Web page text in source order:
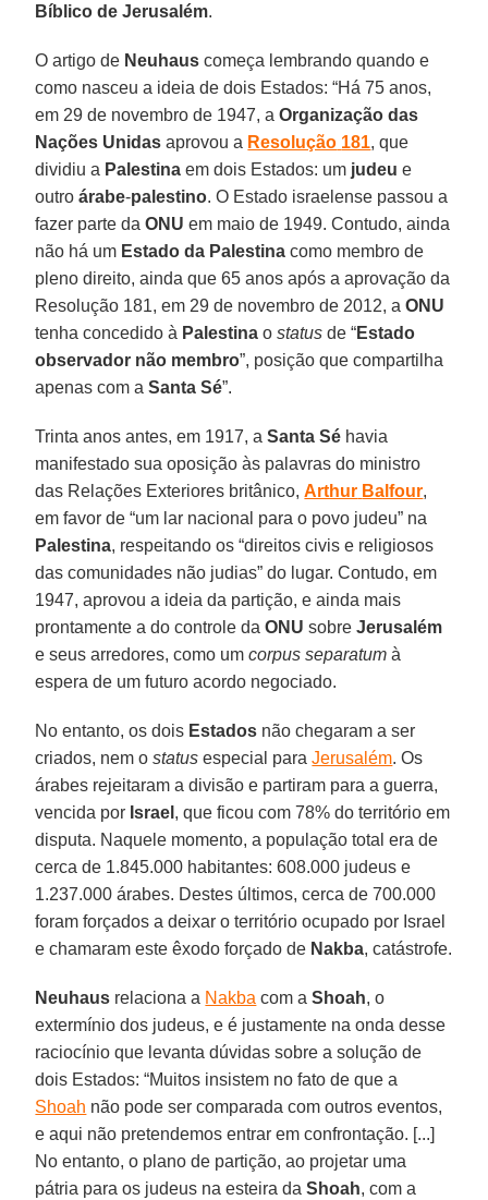
Bíblico de Jerusalém.
O artigo de Neuhaus começa lembrando quando e
como nasceu a ideia de dois Estados: “Há 75 anos,
em 29 de novembro de 1947, aOrganização das
Nações Unidas aprovou a Resolução 181, que
dividiu a Palestina em dois Estados: um judeu e
outroárabe-palestino. O Estado israelense passou a
fazer parte daONU em maio de 1949. Contudo, ainda
não há um Estado da Palestina como membro de
pleno direito, ainda que 65 anos após a aprovação da
Resolução 181, em 29 de novembro de 2012, aONU
tenha concedido à Palestina ostatus de “Estado
observador não membro”, posição que compartilha
apenas com aSanta Sé”.
Trinta anos antes, em 1917, aSanta Sé havia
manifestado sua oposição às palavras do ministro
das Relações Exteriores britânico,Arthur Balfour,
em favor de “um lar nacional para o povo judeu” na
Palestina, respeitando os “direitos civis e religiosos
das comunidades não judias” do lugar. Contudo, em
1947, aprovou a ideia da partição, e ainda mais
prontamente a do controle daONU sobreJerusalém
e seus arredores, como umcorpus separatum à
espera de um futuro acordo negociado.
No entanto, os dois Estados não chegaram a ser
criados, nem ostatus especial paraJerusalém. Os
árabes rejeitaram a divisão e partiram para a guerra,
vencida por Israel , que ficou com 78% do território em
disputa. Naquele momento, a população total era de
cerca de 1.845.000 habitantes: 608.000 judeus e
1.237.000 árabes. Destes últimos, cerca de 700.000
foram forçados a deixar o território ocupado por Israel
e chamaram este êxodo forçado de Nakba, catástrofe.
Neuhaus relaciona a Nakba com aShoah, o
extermínio dos judeus, e é justamente na onda desse
raciocínio que levanta dúvidas sobre a solução de
dois Estados: “Muitos insistem no fato de que a
Shoah não pode ser comparada com outros eventos,
e aqui não pretendemos entrar em confrontação. [...]
No entanto, o plano de partição, ao projetar uma
pátria para os judeus na esteira daShoah, com a